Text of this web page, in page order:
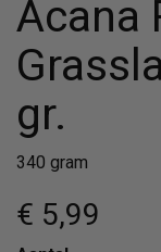
Acana
gr.
340 gram
€ 5,99